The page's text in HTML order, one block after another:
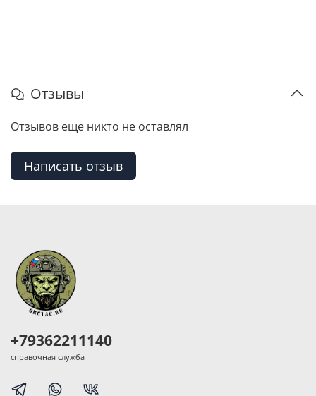
Отзывы
Отзывов еще никто не оставлял
Написать отзыв
+79362211140
справочная служба